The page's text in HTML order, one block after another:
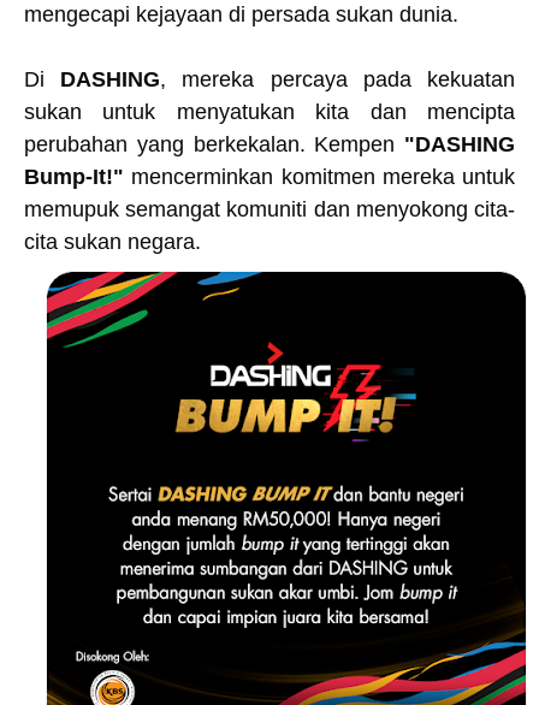
mengecapi kejayaan di persada sukan dunia.
Di DASHING, mereka percaya pada kekuatan
sukan untuk menyatukan kita dan mencipta
perubahan yang berkekalan. Kempen "DASHING
Bump-It!" mencerminkan komitmen mereka untuk
memupuk semangat komuniti dan menyokong cita-
cita sukan negara.